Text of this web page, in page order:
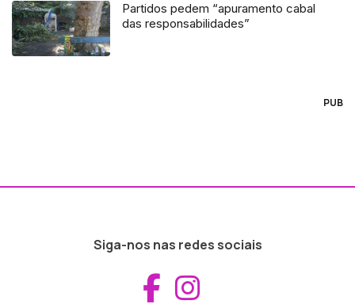
Partidos pedem “apuramento cabal
das responsabilidades”
PUB
Siga-nos nas redes sociais
Aceder ao